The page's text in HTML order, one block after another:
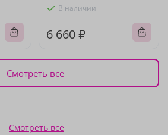
В наличии
6 660 ₽
Смотреть все
Смотреть все